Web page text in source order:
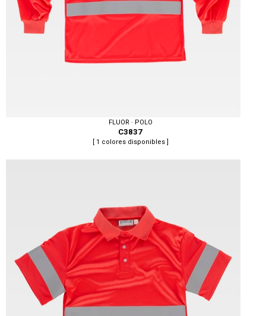
Tallas: S, M, L, XL, XXL, 3XL
FLUOR · POLO
C3837
[ 1 colores disponibles ]